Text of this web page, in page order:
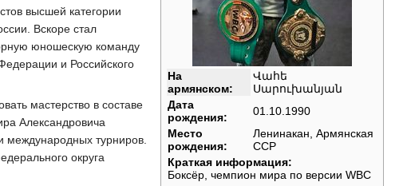
На
армянском:
Վահե
Սարուխանյան
Дата
рождения:
01.10.1990
Место
рождения:
Ленинакан, Армянская
ССР
Краткая информация:
Боксёр, чемпион мира по версии WBC
высшей категории
Вскоре стал
юношескую команду
и Российского
мастерство в составе
Александровича
международных турниров.
округа